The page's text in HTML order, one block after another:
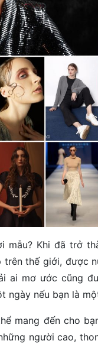
mẫu? Khi đã trở
trên thế giới, được
ai mơ ước cũng
ngày nếu bạn là
mang đến cho
người cao,